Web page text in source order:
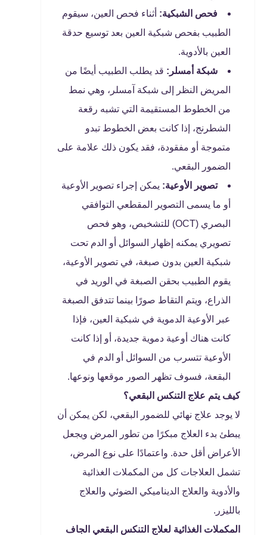
فحص الشبكية: أثناء فحص العين، سيقوم
الطبيب بفحص شبكية العين بعد توسيع حدقة
العين بالأدوية.
شبكة أمسلر: قد يطلب الطبيب أيضًا من
المريض النظر إلى شبكة آمسلر، وهي نمط
من الخطوط المستقيمة التي تشبه رقعة
الشطرنج، إذا كانت بعض الخطوط تبدو
متموجة أو مفقودة، فقد يكون ذلك علامة على
الضمور البقعي.
تصوير الأوعية: يمكن إجراء تصوير الأوعية
أو ما يسمى التصوير المقطعي التوافقي
البصري (OCT) للتشخيص، وهو فحص
تصويري يمكنه إظهار السوائل أو الدم تحت
شبكية العين بدون صبغة، في تصوير الأوعية،
يقوم الطبيب بحقن الصبغة في الوريد في
الذراع، ويتم التقاط صورًا بينما تتدفق الصبغة
عبر الأوعية الدموية في شبكية العين، فإذا
كانت هناك أوعية دموية جديدة، أو إذا كانت
الأوعية تتسرب من السوائل أو الدم في
البقعة، فسوف تظهر الصور موقعها ونوعها.
كيف يتم علاج التنكس البقعي؟
لا يوجد علاج نهائي للضمور البقعي، لكن يمكن أن
يبطئ بدء العلاج مبكرًا من تطور المرض ويجعل
الأعراض أقل حدة. واعتمادًا على نوع المرض،
تشمل العلاجات كل من المكملات الغذائية
والأدوية والعلاج الديناميكي الضوئي والعلاج
بالليزر.
المكملات الغذائية لعلاج التنكس البقعي الجاف